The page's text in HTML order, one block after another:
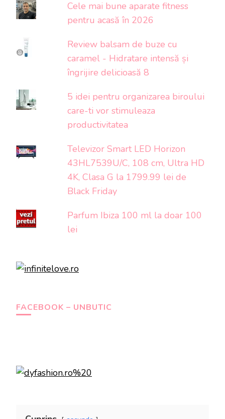
Cele mai bune aparate fitness
pentru acasă în 2026
Review balsam de buze cu
caramel - Hidratare intensă și
îngrijire delicioasă 8
5 idei pentru organizarea biroului
care-ti vor stimuleaza
productivitatea
Televizor Smart LED Horizon
43HL7539U/C, 108 cm, Ultra HD
4K, Clasa G la 1799.99 lei de
Black Friday
Parfum Ibiza 100 ml la doar 100
lei
FACEBOOK – UNBUTIC